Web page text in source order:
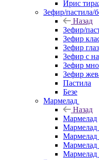
Ирис
Зефир/пастила/
Назад
Зефир/
Зефир
Зефир
Зефир с
Зефир
Зефир
Пастила
Безе
Мармелад
Назад
Мармелад
Мармелад
Мармелад
Мармелад
Мармелад